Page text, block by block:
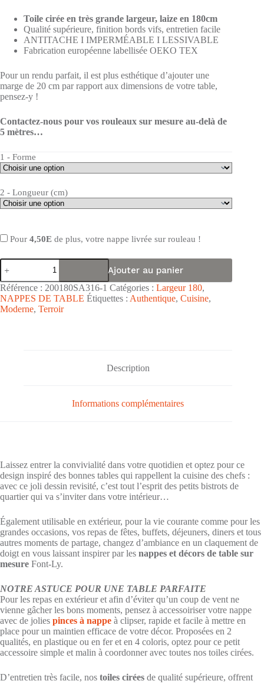
Toile cirée en très grande largeur, laize en 180cm
Qualité supérieure, finition bords vifs, entretien facile
ANTITACHE I IMPERMÉABLE I LESSIVABLE
Fabrication européenne labellisée OEKO TEX
Pour un rendu parfait, il est plus esthétique d’ajouter une
marge de 20 cm par rapport aux dimensions de votre table,
pensez-y !
Contactez-nous pour vos rouleaux sur mesure au-delà de
5 mètres…
1 - Forme
2 - Longueur (cm)
Pour 4,50E de plus, votre nappe livrée sur rouleau !
quantité
de
Nappe
de
table
toile
Ajouter au panier
Référence : 200180SA316-1 Catégories : Largeur 180,
NAPPES DE TABLE Étiquettes : Authentique, Cuisine,
Moderne, Terroir
Description
Informations complémentaires
Laissez entrer la convivialité dans votre quotidien et optez pour ce
design inspiré des bonnes tables qui rappellent la cuisine des chefs :
avec ce joli dessin revisité, c’est tout l’esprit des petits bistrots de
quartier qui va s’inviter dans votre intérieur…
Également utilisable en extérieur, pour la vie courante comme pour les
grandes occasions, vos repas de fêtes, buffets, déjeuners, diners et tous
autres moments de partage, changez d’ambiance en un claquement de
doigt en vous laissant inspirer par les nappes et décors de table sur
mesure Font-Ly.
NOTRE ASTUCE POUR UNE TABLE PARFAITE
Pour les repas en extérieur et afin d’éviter qu’un coup de vent ne
vienne gâcher les bons moments, pensez à accessoiriser votre nappe
avec de jolies pinces à nappe à clipser, rapide et facile à mettre en
place pour un maintien efficace de votre décor. Proposées en 2
qualités, en plastique ou en fer et en 4 coloris, optez pour ce petit
accessoire simple et malin à coordonner avec toutes nos toiles cirées.
D’entretien très facile, nos toiles cirées de qualité supérieure, offrent